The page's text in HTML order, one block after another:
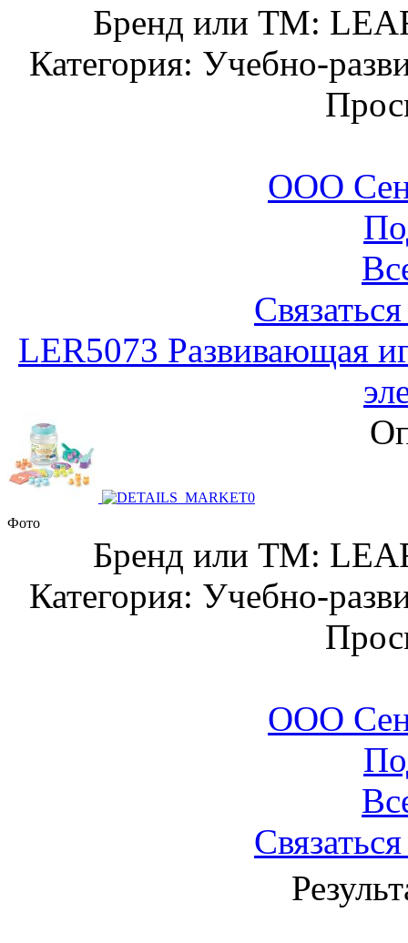
Бренд или ТМ:
Категория: Учебно-
ООО
LER5073 Развивающая
Фото
Бренд или ТМ:
Категория: Учебно-
ООО